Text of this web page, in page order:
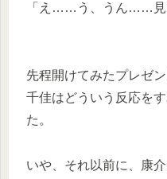
「え……う、うん……
先程開けてみたプレゼ
千佳はどういう反応を
た。
いや、それ以前に、康